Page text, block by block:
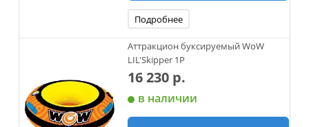
Подробнее
Аттракцион буксируемый WoW
LIL'Skipper 1P
16 230 р.
в наличии